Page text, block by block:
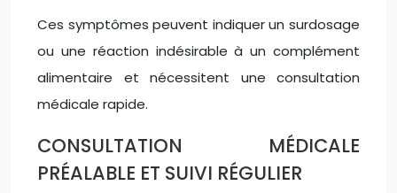
Ces symptômes peuvent indiquer un surdosage
ou une réaction indésirable à un complément
alimentaire et nécessitent une consultation
médicale rapide.
CONSULTATION MÉDICALE
PRÉALABLE ET SUIVI RÉGULIER